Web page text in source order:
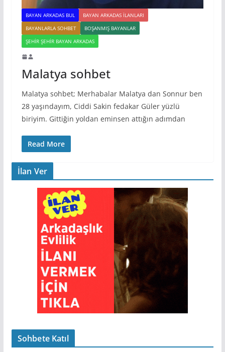
BAYAN ARKADAS BUL
BAYAN ARKADAS ILANLARI
BAYANLARLA SOHBET
BOŞANMIŞ BAYANLAR
ŞEHIR ŞEHIR BAYAN ARKADAS
Malatya sohbet
Malatya sohbet; Merhabalar Malatya dan Sonnur ben
28 yaşındayım, Ciddi Sakin fedakar Güler yüzlü
biriyim. Gittiğin yoldan eminsen attığın adımdan
Read More
İlan Ver
Sohbete Katıl